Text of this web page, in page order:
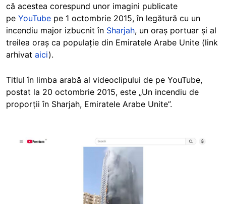
că acestea corespund unor imagini publicate
pe YouTube pe 1 octombrie 2015, în legătură cu un
incendiu major izbucnit în Sharjah, un oraș portuar și al
treilea oraș ca populație din Emiratele Arabe Unite (link
arhivat aici).
Titlul în limba arabă al videoclipului de pe YouTube,
postat la 20 octombrie 2015, este „Un incendiu de
proporții în Sharjah, Emiratele Arabe Unite”.
Image